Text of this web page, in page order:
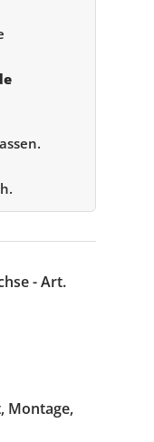
- Art.
Montage,